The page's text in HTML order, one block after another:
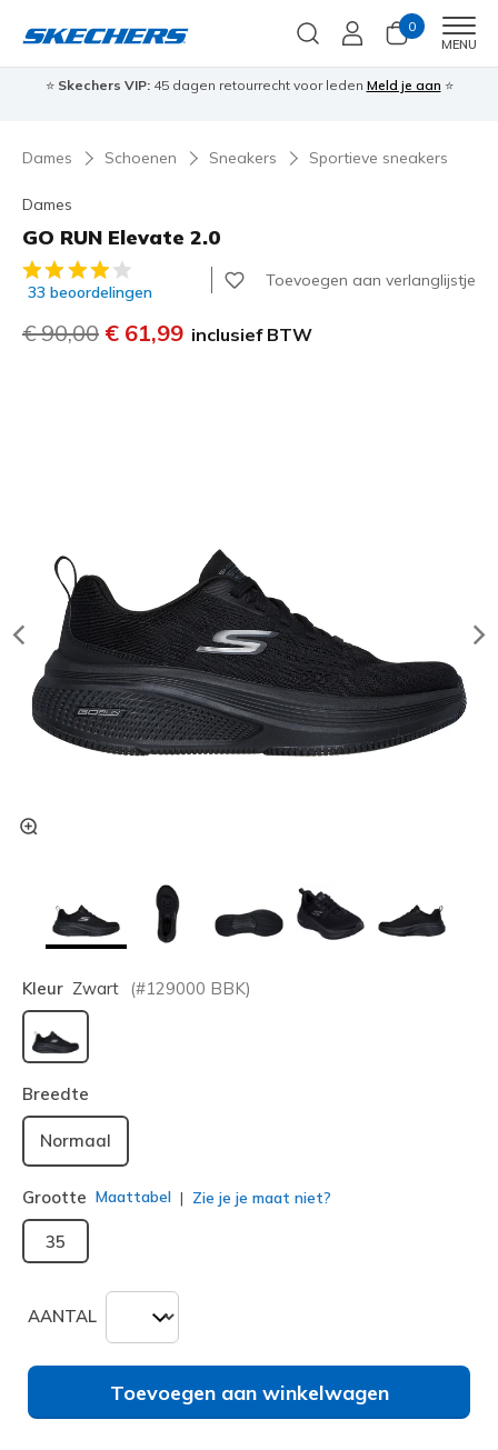
0
MENU
⭐ Skechers VIP:45 dagen retourrecht voor leden Meld je aan ⭐
Dames Schoenen Sneakers Sportieve sneakers
Dames
GO RUN Elevate 2.0
4,7 van de 5 klantbeoordelingen
33 beoordelingen
Toevoegen aan verlanglijstje
Prijs verlaagd van
€ 90,00 naar
€ 61,99 inclusief BTW
Kleur Zwart (#129000 BBK)
geselecteerd
Breedte
Normaal
Grootte Maattabel Zie je je maat niet?
35
AANTAL
Toevoegen aan winkelwagen